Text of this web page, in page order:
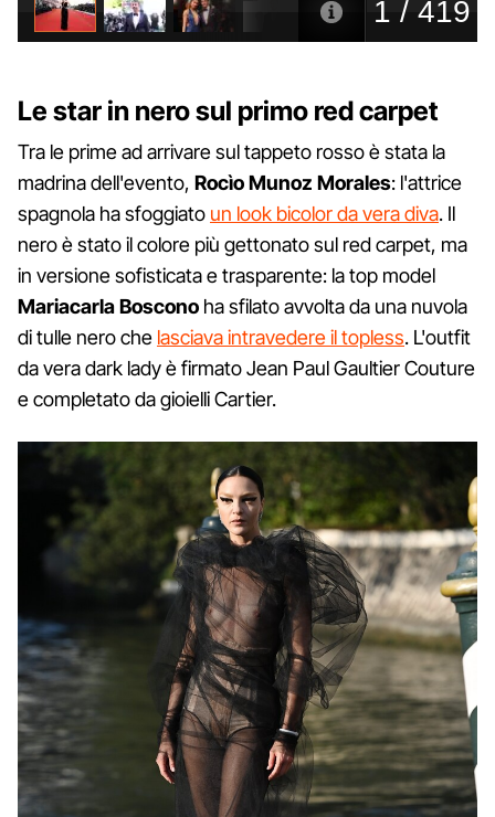
Le star in nero sul primo red carpet
Tra le prime ad arrivare sul tappeto rosso è stata la
madrina dell'evento, Rocìo Munoz Morales: l'attrice
spagnola ha sfoggiato un look bicolor da vera diva. Il
nero è stato il colore più gettonato sul red carpet, ma
in versione sofisticata e trasparente: la top model
Mariacarla Boscono ha sfilato avvolta da una nuvola
di tulle nero che lasciava intravedere il topless. L'outfit
da vera dark lady è firmato Jean Paul Gaultier Couture
e completato da gioielli Cartier.